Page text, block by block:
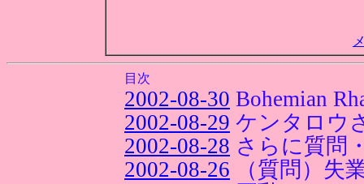
目次
2002-08-30 Bohemian
2002-08-29 ケンタロウ
2002-08-28 さらに質問
2002-08-26 （質問）失